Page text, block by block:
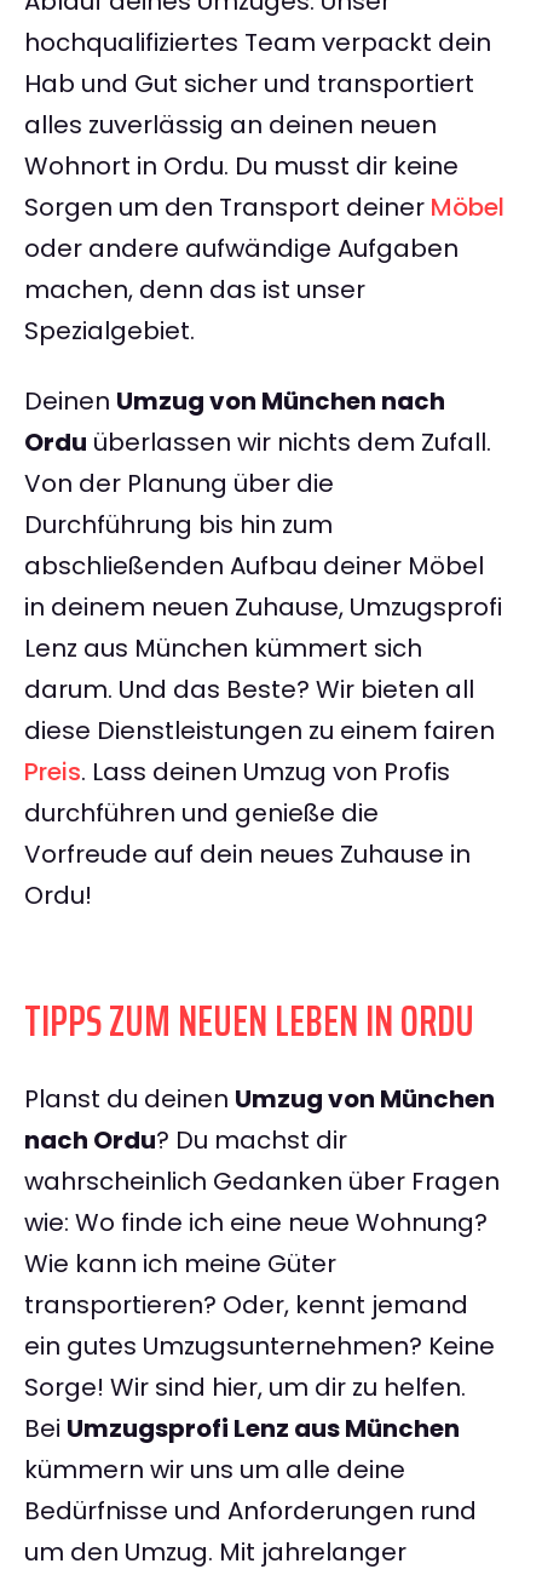
hochqualifiziertes Team verpackt dein
Hab und Gut sicher und transportiert
alles zuverlässig an deinen neuen
Wohnort in Ordu. Du musst dir keine
Sorgen um den Transport deiner Möbel
oder andere aufwändige Aufgaben
machen, denn das ist unser
Spezialgebiet.
Deinen Umzug von München nach
Ordu überlassen wir nichts dem Zufall.
Von der Planung über die
Durchführung bis hin zum
abschließenden Aufbau deiner Möbel
in deinem neuen Zuhause, Umzugsprofi
Lenz aus München kümmert sich
darum. Und das Beste? Wir bieten all
diese Dienstleistungen zu einem fairen
Preis. Lass deinen Umzug von Profis
durchführen und genieße die
Vorfreude auf dein neues Zuhause in
Ordu!
TIPPS ZUM NEUEN LEBEN IN ORDU
Planst du deinen Umzug von München
nach Ordu? Du machst dir
wahrscheinlich Gedanken über Fragen
wie: Wo finde ich eine neue Wohnung?
Wie kann ich meine Güter
transportieren? Oder, kennt jemand
ein gutes Umzugsunternehmen? Keine
Sorge! Wir sind hier, um dir zu helfen.
Bei Umzugsprofi Lenz aus München
kümmern wir uns um alle deine
Bedürfnisse und Anforderungen rund
um den Umzug. Mit jahrelanger